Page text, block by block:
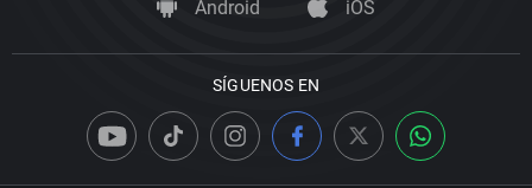
Android iOS
SÍGUENOS EN